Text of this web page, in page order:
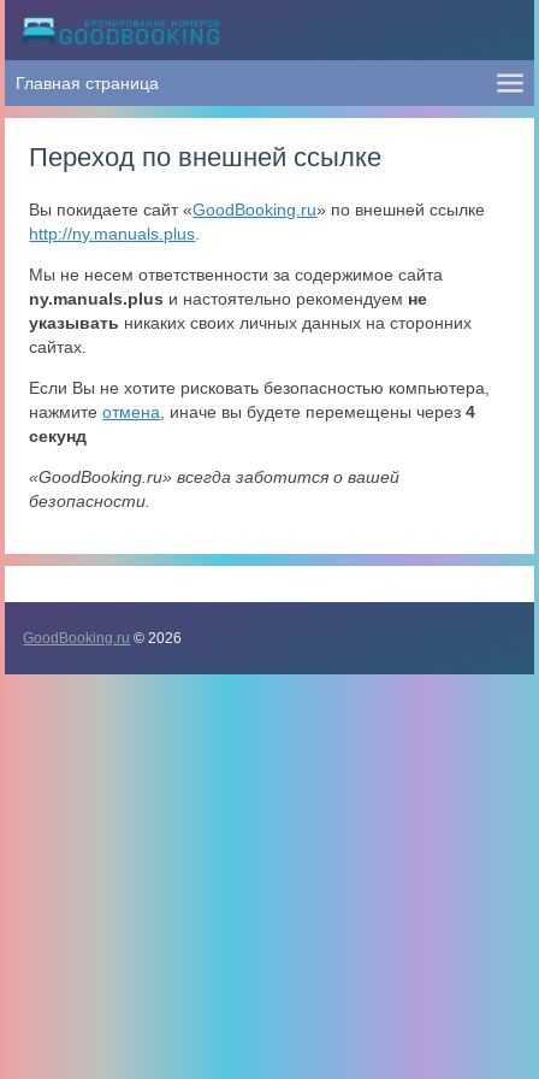
Переход по внешней ссылке
Вы покидаете сайт «GoodBooking.ru» по внешней ссылке
http://ny.manuals.plus
Мы не несем ответственности за содержимое сайта
ny.manuals.plus и настоятельно рекомендуем не
указывать никаких своих личных данных на сторонних
сайтах.
Если Вы не хотите рисковать безопасностью компьютера,
нажмитеотмена , иначе вы будете перемещены через4
секунд
«GoodBooking.ru» всегда заботится о вашей
безопасности.
GoodBooking.ru © 2026